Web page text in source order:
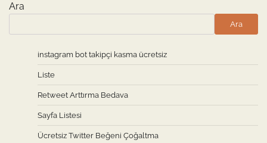
Ara
Ara
instagram bot takipçi kasma ücretsiz
Liste
Retweet Arttırma Bedava
Sayfa Listesi
Ücretsiz Twitter Beğeni Çoğaltma